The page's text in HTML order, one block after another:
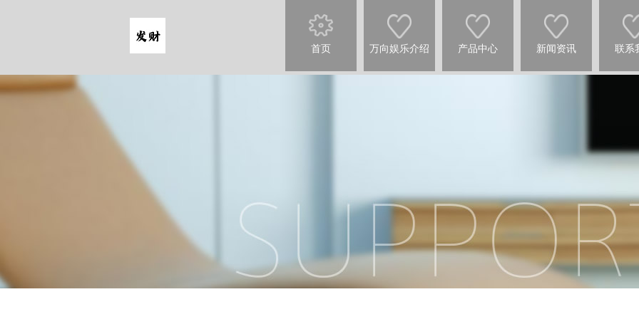
首页 万向娱乐介绍 产品中心 新闻资讯 联系